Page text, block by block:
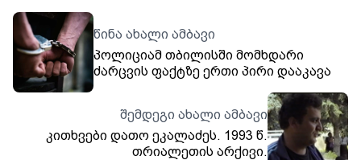
წინა ახალი ამბავი
პოლიციამ თბილისში მომხდარი
ძარცვის ფაქტზე ერთი პირი დააკავა
შემდეგი ახალი ამბავი
კითხვები დათო ეკალაძეს. 1993 წ.
თრიალეთის არქივი.